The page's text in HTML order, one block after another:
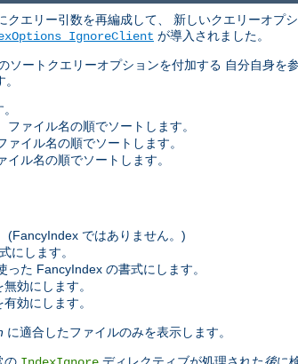
エリー引数を再編成して、 新しいクエリーオプ
IgnoreClient が導入されました。
ソートクエリーオプションを付加する 自分自身
ァイル名の順でソートします。
イル名の順でソートします。
ル名の順でソートします。
(FancyIndex ではありません。)
にします。
た FancyIndex の書式にします。
効にします。
効にします。
に適合したファイルのみを表示します。